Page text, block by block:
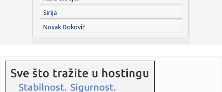
07:36:Umjetnost i rukotvorine u srcu Banjaluke: Sajam kreativaca
do 10....
07:36: Boravak Elfete Veseli na slobodi sumrak pravosuđa u BiH
Sirija
Novak Đoković